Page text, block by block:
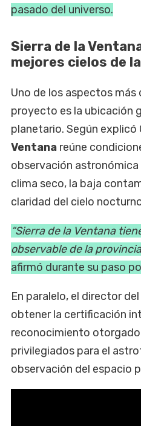
pasado del universo.
Sierra de la
mejores cielos de
Uno de los aspectos
proyecto es la ubicación
planetario. Según explicó
Ventana reúne
observación astronómica
clima seco, la baja
claridad del cielo
“Sierra de la Ventana
observable de la
afirmó durante su paso
En paralelo, el director del
obtener la certificación
reconocimiento
privilegiados para el
observación del espacio